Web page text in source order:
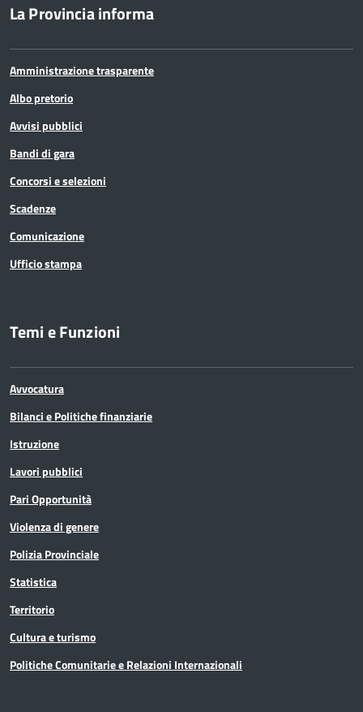
La Provincia informa
Amministrazione trasparente
Albo pretorio
Avvisi pubblici
Bandi di gara
Concorsi e selezioni
Scadenze
Comunicazione
Ufficio stampa
Temi e Funzioni
Avvocatura
Bilanci e Politiche finanziarie
Istruzione
Lavori pubblici
Pari Opportunità
Violenza di genere
Polizia Provinciale
Statistica
Territorio
Cultura e turismo
Politiche Comunitarie e Relazioni Internazionali